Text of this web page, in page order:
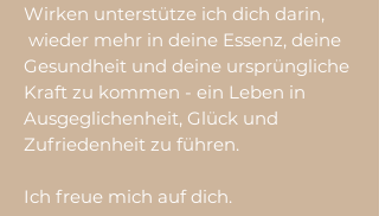
Wirken unterstütze ich dich darin,
wieder mehr in deine Essenz, deine
Gesundheit und deine ursprüngliche
Kraft zu kommen - ein Leben in
Ausgeglichenheit, Glück und
Zufriedenheit zu führen.
Ich freue mich auf dich.